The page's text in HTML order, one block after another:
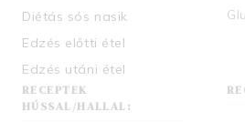
Diétás sós nasik
Edzés előtti étel
Edzés utáni étel
RECEPTEK
HÚSSAL/HALLAL: